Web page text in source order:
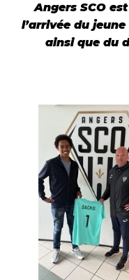
Angers SCO
l’arrivée du
ainsi que du